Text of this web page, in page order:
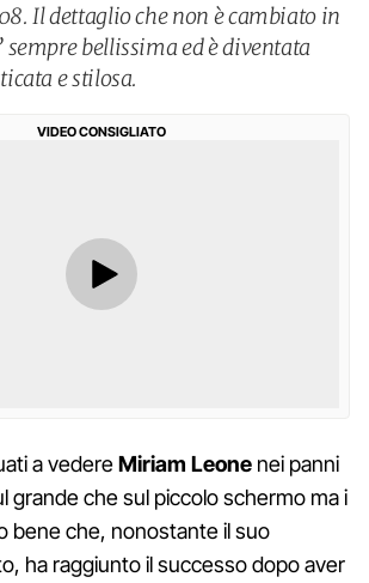
Il dettaglio che non è cambiato in
sempre bellissima ed è diventata
e stilosa.
VIDEO CONSIGLIATO
a vedereMiriam Leone nei panni
grande che sul piccolo schermo ma i
bene che, nonostante il suo
ha raggiunto il successo dopo aver